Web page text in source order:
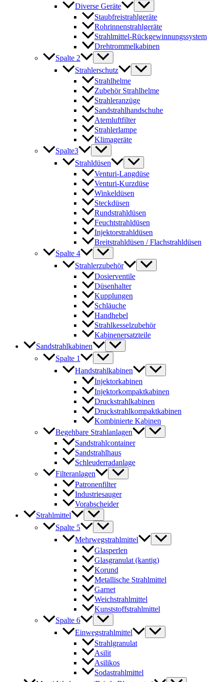
Diverse Geräte
Staubfreistrahlgeräte
Rohrinnenstrahlgeräte
Strahlmittel-Rückgewinnungssystem
Drehtrommelkabinen
Spalte 2
Strahlerschutz
Strahlhelme
Zubehör Strahlhelme
Strahleranzüge
Sandstrahlhandschuhe
Atemluftfilter
Strahlerlampe
Klimageräte
Spalte3
Strahldüsen
Venturi-Langdüse
Venturi-Kurzdüse
Winkeldüsen
Steckdüsen
Rundstrahldüsen
Feuchtstrahldüsen
Injektorstrahldüsen
Breitstrahldüsen / Flachstrahldüsen
Spalte 4
Strahlerzubehör
Dosierventile
Düsenhalter
Kupplungen
Schläuche
Handhebel
Strahlkesselzubehör
Kabinenersatzteile
Sandstrahlkabinen
Spalte 1
Handstrahlkabinen
Injektorkabinen
Injektorkompaktkabinen
Druckstrahlkabinen
Druckstrahlkompaktkabinen
Kombinierte Kabinen
Begehbare Strahlanlagen
Sandstrahlcontainer
Sandstrahlhaus
Schleuderradanlage
Filteranlagen
Patronenfilter
Industriesauger
Vorabscheider
Strahlmittel
Spalte 5
Mehrwegstrahlmittel
Glasperlen
Glasgranulat (kantig)
Korund
Metallische Strahlmittel
Garnet
Weichstrahlmittel
Kunststoffstrahlmittel
Spalte 6
Einwegstrahlmittel
Strahlgranulat
Asilit
Asilikos
Sodastrahlmittel